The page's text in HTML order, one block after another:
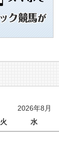
2026年8月
火 水